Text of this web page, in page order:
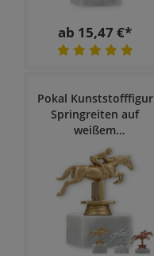
ab 15,47 €*
Pokal Kunststofffigur
Springreiten auf
weißem
Marmorsockel